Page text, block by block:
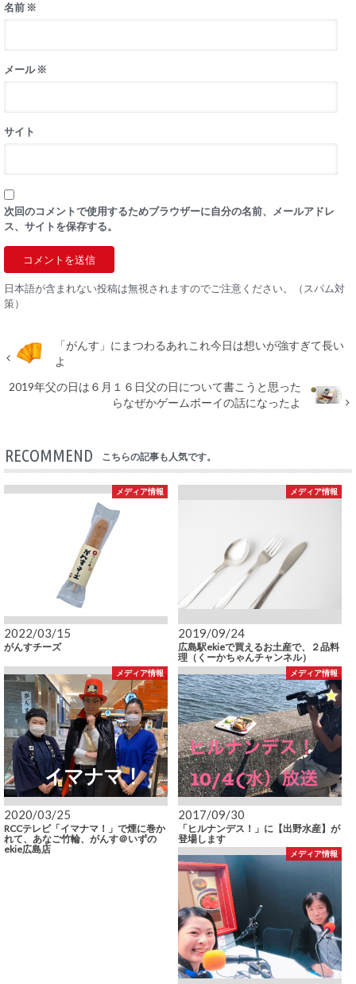
名前 ※
メール※
サイト
次回のコメントで使用するためブラウザーに自分の名前、メールアドレ
ス、サイトを保存する。
日本語が含まれない投稿は無視されますのでご注意ください。（スパム対
策）
「がんす」にまつわるあれこれ今日は想いが強すぎて長い
よ
2019年父の日は６月１６日父の日について書こうと思った
らなぜかゲームボーイの話になったよ
RECOMMEND こちらの記事も人気です。
メディア情報
2022/03/15
がんすチーズ
メディア情報
2019/09/24
広島駅ekieで買えるお土産で、２品料
理（くーかちゃんチャンネル）
メディア情報
2020/03/25
RCCテレビ「イマナマ！」で煙に巻か
れて、あなご竹輪、がんす＠いずの
ekie広島店
メディア情報
2017/09/30
「ヒルナンデス！」に【出野水産】が
登場します
メディア情報